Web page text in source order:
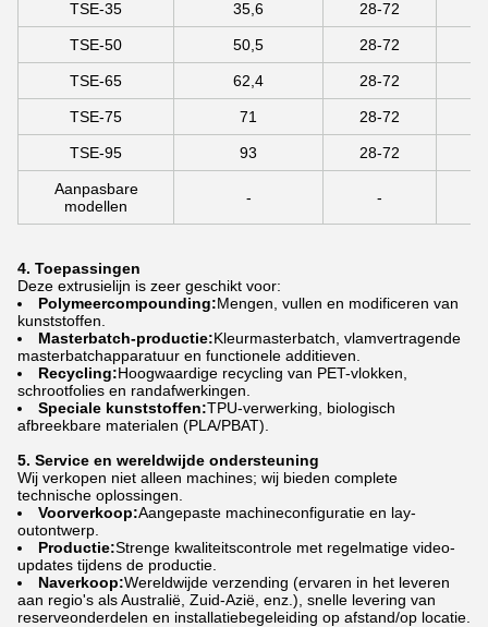
TSE-35 35,6 28-72
TSE-50 50,5 28-72
TSE-65 62,4 28-72
TSE-75 71 28-72
TSE-95 93 28-72
Aanpasbare
modellen
- -
4. Toepassingen
Deze extrusielijn is zeer geschikt voor:
Polymeercompounding:Mengen, vullen en modificeren van
kunststoffen.
Masterbatch-productie:Kleurmasterbatch, vlamvertragende
masterbatchapparatuur en functionele additieven.
Recycling:Hoogwaardige recycling van PET-vlokken,
schrootfolies en randafwerkingen.
Speciale kunststoffen:TPU-verwerking, biologisch
afbreekbare materialen (PLA/PBAT).
5. Service en wereldwijde ondersteuning
Wij verkopen niet alleen machines; wij bieden complete
technische oplossingen.
Voorverkoop:Aangepaste machineconfiguratie en lay-
outontwerp.
Productie:Strenge kwaliteitscontrole met regelmatige video-
updates tijdens de productie.
Naverkoop:Wereldwijde verzending (ervaren in het leveren
aan regio's als Australië, Zuid-Azië, enz.), snelle levering van
reserveonderdelen en installatiebegeleiding op afstand/op locatie.